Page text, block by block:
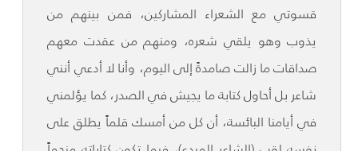
قسوتي مع الشعراء المشاركين، فمن بينهم من
يذوب وهو يلقي شعره، ومنهم من عقدت معهم
صداقات ما زالت صامدةً إلى اليوم، وأنا لا أدعي أنني
شاعر بل أحاول كتابة ما يجيش في الصدر، كما يؤلمني
في أيامنا البائسة، أن كل من أمسك قلماً يطلق على